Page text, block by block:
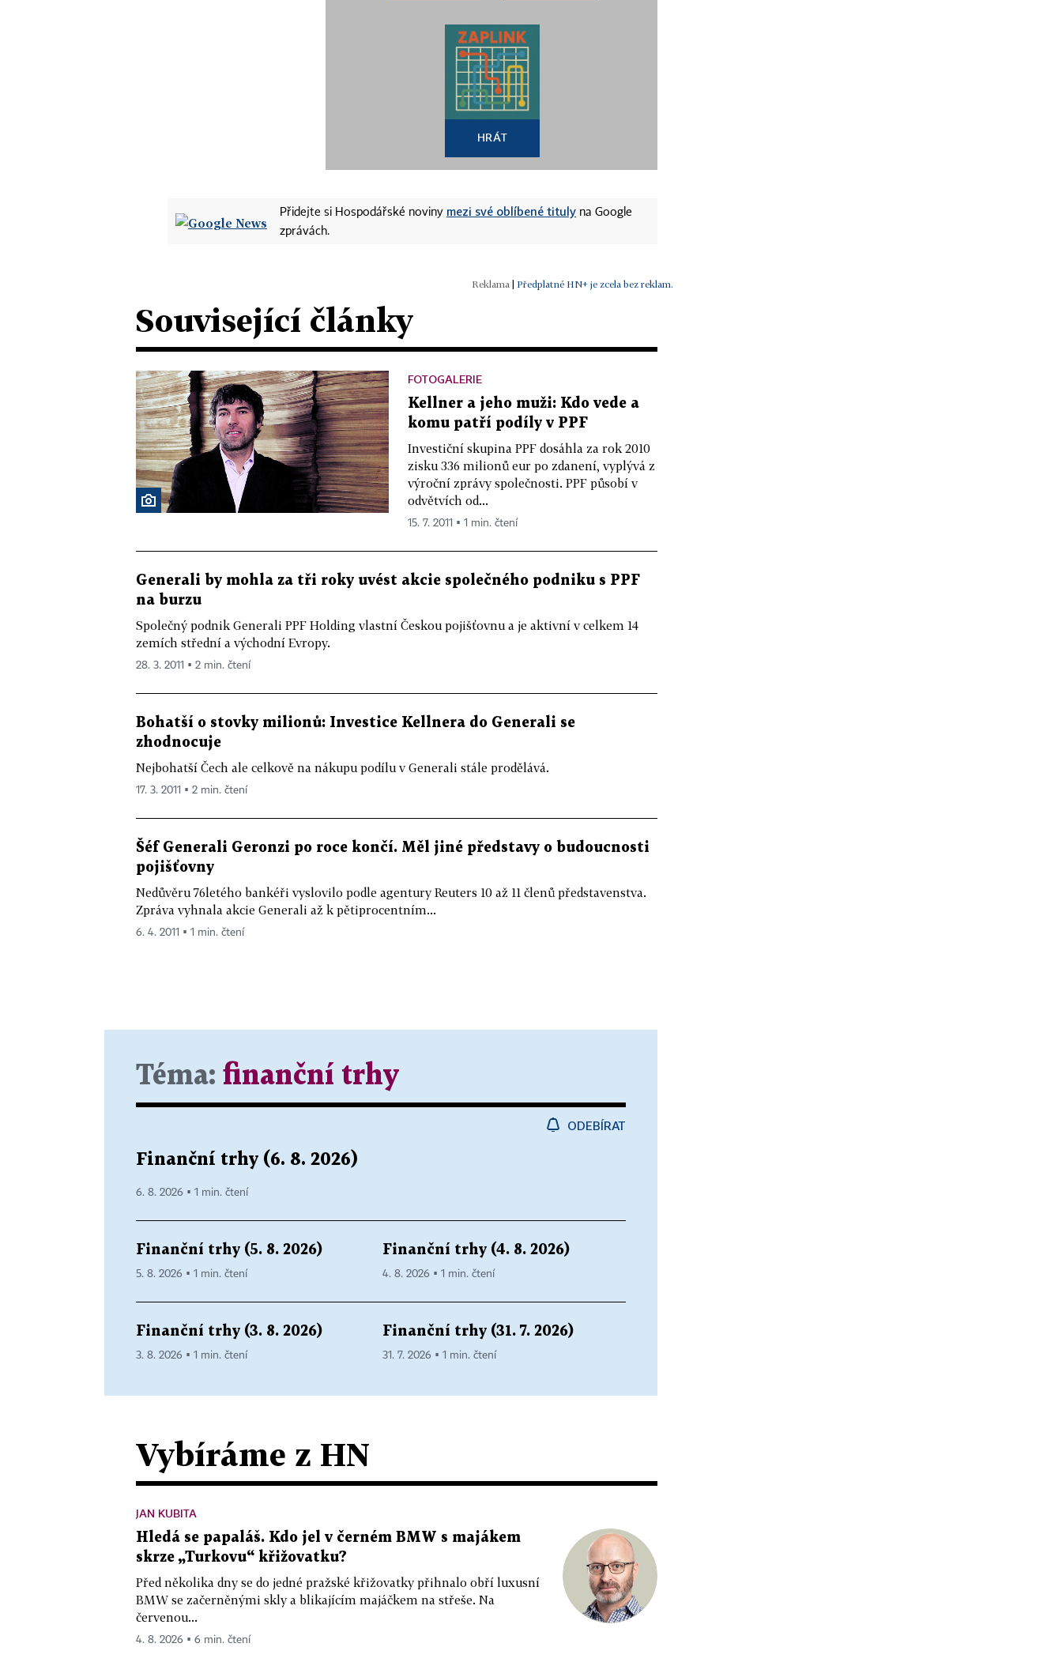
HRÁT
Přidejte si Hospodářské noviny mezi své oblíbené tituly na Google
zprávách.
Předplatné HN+ je zcela bez reklam.
Související články
FOTOGALERIE
Kellner a jeho muži: Kdo vede a
komu patří podíly v PPF
Investiční skupina PPF dosáhla za rok 2010
zisku 336 milionů eur po zdanení, vyplývá z
výroční zprávy společnosti. PPF působí v
odvětvích od...
15. 7. 2011 ▪ 1 min. čtení
Generali by mohla za tři roky uvést akcie společného podniku s PPF
na burzu
Společný podnik Generali PPF Holding vlastní Českou pojišťovnu a je aktivní v celkem 14
zemích střední a východní Evropy.
28. 3. 2011 ▪ 2 min. čtení
Bohatší o stovky milionů: Investice Kellnera do Generali se
zhodnocuje
Nejbohatší Čech ale celkově na nákupu podílu v Generali stále prodělává.
17. 3. 2011 ▪ 2 min. čtení
Šéf Generali Geronzi po roce končí. Měl jiné představy o budoucnosti
pojišťovny
Nedůvěru 76letého bankéři vyslovilo podle agentury Reuters 10 až 11 členů představenstva.
Zpráva vyhnala akcie Generali až k pětiprocentním...
6. 4. 2011 ▪ 1 min. čtení
Téma: finanční trhy
ODEBÍRAT
Finanční trhy (6. 8. 2026)
6. 8. 2026 ▪ 1 min. čtení
Finanční trhy (5. 8. 2026)
5. 8. 2026 ▪ 1 min. čtení
Finanční trhy (4. 8. 2026)
4. 8. 2026 ▪ 1 min. čtení
Finanční trhy (3. 8. 2026)
3. 8. 2026 ▪ 1 min. čtení
Finanční trhy (31. 7. 2026)
31. 7. 2026 ▪ 1 min. čtení
Vybíráme z HN
JAN KUBITA
Hledá se papaláš. Kdo jel v černém BMW s majákem
skrze „Turkovu“ křižovatku?
Před několika dny se do jedné pražské křižovatky přihnalo obří luxusní
BMW se začerněnými skly a blikajícím majáčkem na střeše. Na
červenou...
4. 8. 2026 ▪ 6 min. čtení